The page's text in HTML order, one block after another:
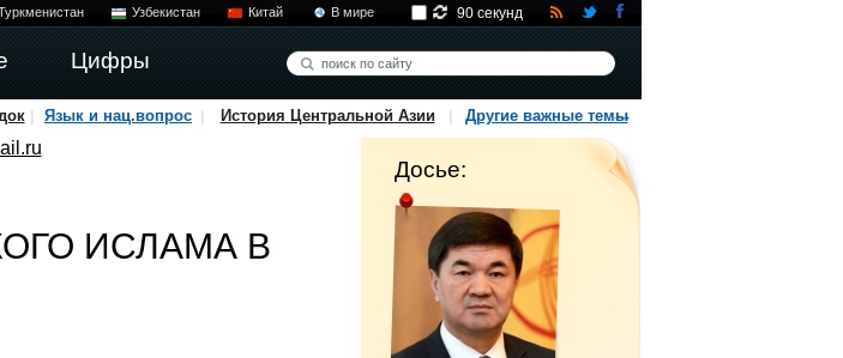
Узбекистан Китай В мире
Цифры
90 секунд
Язык и нац.вопрос История Центральной Азии Другие важные темы
ИСЛАМА В
Досье: